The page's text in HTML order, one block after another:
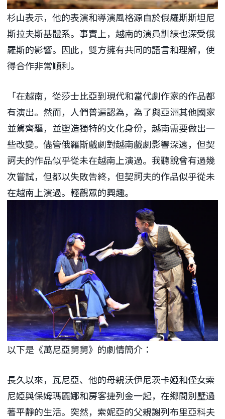
杉山表示，他的表演和導演風格源自於俄羅斯斯坦尼
斯拉夫斯基體系。事實上，越南的演員訓練也深受俄
羅斯的影響。因此，雙方擁有共同的語言和理解，使
得合作非常順利。
「在越南，從莎士比亞到現代和當代劇作家的作品都
有演出。然而，人們普遍認為，為了與亞洲其他國家
並駕齊驅，並塑造獨特的文化身份，越南需要做出一
些改變。儘管俄羅斯戲劇對越南戲劇影響深遠，但契
訶夫的作品似乎從未在越南上演過。我聽說曾有過幾
次嘗試，但都以失敗告終，但契訶夫的作品似乎從未
在越南上演過。輕觀眾的興趣。
以下是《萬尼亞舅舅》的劇情簡介：
長久以來，瓦尼亞、他的母親沃伊尼茨卡婭和侄女索
尼婭與保姆瑪麗娜和房客捷列金一起，在鄉間別墅過
著平靜的生活。突然，索妮亞的父親謝列布里亞科夫